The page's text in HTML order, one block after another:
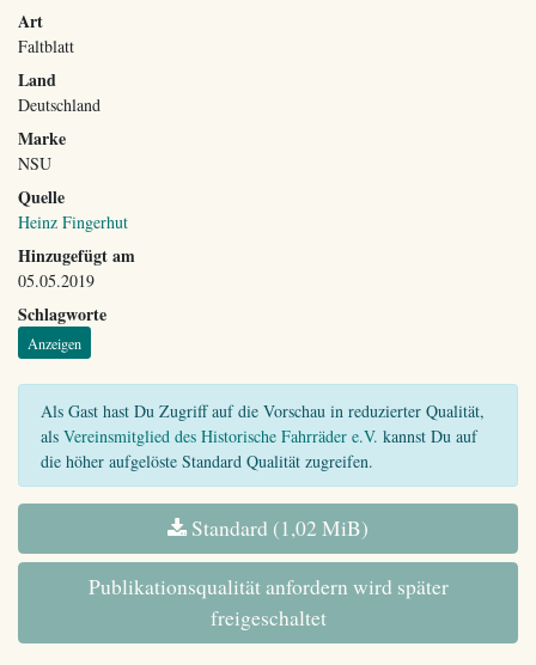
Art
Faltblatt
Land
Deutschland
Marke
NSU
Quelle
Heinz Fingerhut
Hinzugefügt am
05.05.2019
Schlagworte
Anzeigen
Als Gast hast Du Zugriff auf die Vorschau in reduzierter Qualität,
als Vereinsmitglied des Historische Fahrräder e.V. kannst Du auf
die höher aufgelöste Standard Qualität zugreifen.
Standard (1,02 MiB)
Publikationsqualität anfordern wird später
freigeschaltet